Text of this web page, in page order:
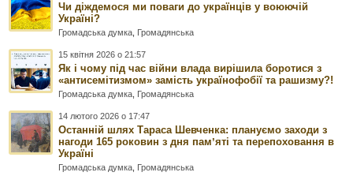
Чи діждемося ми поваги до українців у воюючій
Україні?
Громадська думка Громадянська
15 квітня 2026 о 21:57
Як і чому під час війни влада вирішила боротися з
«антисемітизмом» замість українофобії та рашизму?!
Громадська думка Громадянська
14 лютого 2026 о 17:47
Останній шлях Тараса Шевченка: плануємо заходи з
нагоди 165 роковин з дня памʼяті та перепоховання в
Україні
Громадська думка Громадянська